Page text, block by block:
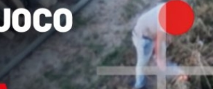
contatti, da parte anche dei
Cosentino”, conclude la